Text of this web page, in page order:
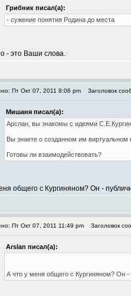
Грибник писал(а):
- сужение понятия Родина до места
- это Ваши слова.
Пт Окт 07, 2011 8:06 pm Заголовок
Мишаня писал(а):
Арслан, вы знакомы с идеями
Вы знаете о созданном им виртуальном
Готовы ли взаимодействовать?
общего с Кургиняном? Он -
Пт Окт 07, 2011 11:49 pm Заголовок
Arslan писал(а):
А что у меня общего с Кургиняном? Он -